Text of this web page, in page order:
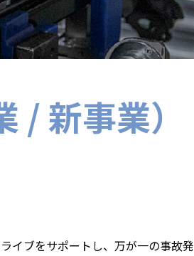
新事業）
イブをサポートし、万が一の事故発